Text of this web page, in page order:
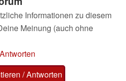
Informationen zu diesem
Meinung (auch ohne
Antworten
/ Antworten